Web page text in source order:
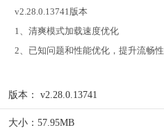
v2.28.0.13741版本
1、清爽模式加载速度优化
2、已知问题和性能优化，提升流畅性
版本： v2.28.0.13741
大小： 57.95MB